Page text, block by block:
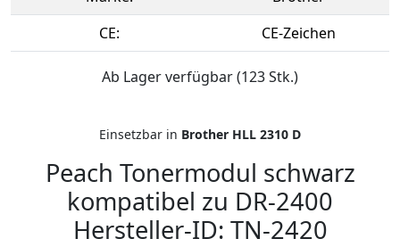
CE:
CE-Zeichen
Ab Lager verfügbar (123 Stk.)
Einsetzbar in Brother HLL 2310 D
Peach Tonermodul schwarz
kompatibel zu DR-2400
Hersteller-ID: TN-2420